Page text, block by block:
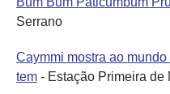
Serrano
Caymmi mostra ao
tem - Estação Primeira de